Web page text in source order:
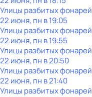
Улицы разбитых фонарей
22 июня, пн в 19:05
Улицы разбитых фонарей
22 июня, пн в 19:55
Улицы разбитых фонарей
22 июня, пн в 20:50
Улицы разбитых фонарей
22 июня, пн в 21:40
Улицы разбитых фонарей